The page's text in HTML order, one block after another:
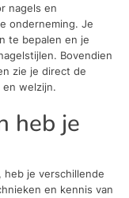
nagels en
onderneming. Je
te bepalen en je
Bovendien
zie je direct de
welzijn.
heb je
heb je verschillende
en kennis van